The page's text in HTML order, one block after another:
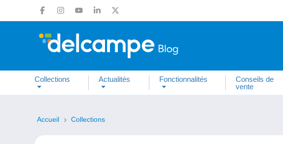
Collections Actualités Fonctionnalités
Conseils de
vente
Accueil Collections